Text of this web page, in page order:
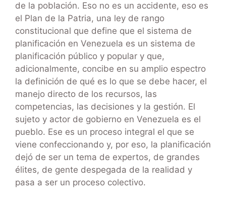
de la población. Eso no es un accidente, eso es
el Plan de la Patria, una ley de rango
constitucional que define que el sistema de
planificación en Venezuela es un sistema de
planificación público y popular y que,
adicionalmente, concibe en su amplio espectro
la definición de qué es lo que se debe hacer, el
manejo directo de los recursos, las
competencias, las decisiones y la gestión. El
sujeto y actor de gobierno en Venezuela es el
pueblo. Ese es un proceso integral el que se
viene confeccionando y, por eso, la planificación
dejó de ser un tema de expertos, de grandes
élites, de gente despegada de la realidad y
pasa a ser un proceso colectivo.